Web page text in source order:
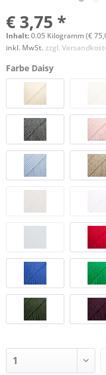
€ 3,75 *
Inhalt:0.05 Kilogramm (€
inkl. MwSt.zzgl.
Farbe Daisy